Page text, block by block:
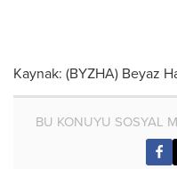
Kaynak: (BYZHA) Beyaz
BU KONUYU SOSYAL